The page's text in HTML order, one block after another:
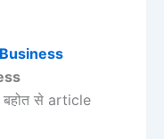
Business
बहोत से article